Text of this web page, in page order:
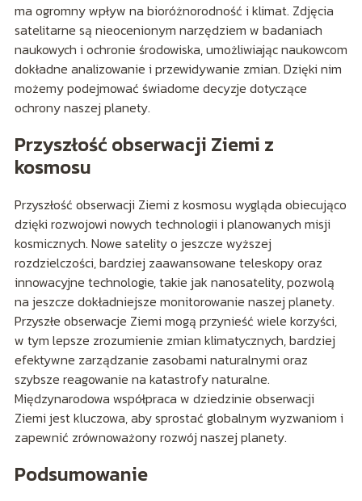
ma ogromny wpływ na bioróżnorodność i klimat. Zdjęcia
satelitarne są nieocenionym narzędziem w badaniach
naukowych i ochronie środowiska, umożliwiając naukowcom
dokładne analizowanie i przewidywanie zmian. Dzięki nim
możemy podejmować świadome decyzje dotyczące
ochrony naszej planety.
Przyszłość obserwacji Ziemi z
kosmosu
Przyszłość obserwacji Ziemi z kosmosu wygląda obiecująco
dzięki rozwojowi nowych technologii i planowanych misji
kosmicznych. Nowe satelity o jeszcze wyższej
rozdzielczości, bardziej zaawansowane teleskopy oraz
innowacyjne technologie, takie jak nanosatelity, pozwolą
na jeszcze dokładniejsze monitorowanie naszej planety.
Przyszłe obserwacje Ziemi mogą przynieść wiele korzyści,
w tym lepsze zrozumienie zmian klimatycznych, bardziej
efektywne zarządzanie zasobami naturalnymi oraz
szybsze reagowanie na katastrofy naturalne.
Międzynarodowa współpraca w dziedzinie obserwacji
Ziemi jest kluczowa, aby sprostać globalnym wyzwaniom i
zapewnić zrównoważony rozwój naszej planety.
Podsumowanie